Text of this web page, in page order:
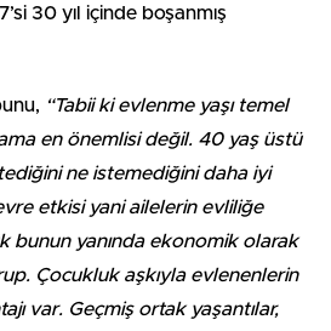
30 yıl içinde boşanmış
“Tabii ki evlenme yaşı temel
en önemlisi değil. 40 yaş üstü
ne istemediğini daha iyi
etkisi yani ailelerin evliliğe
bunun yanında ekonomik olarak
Çocukluk aşkıyla evlenenlerin
var. Geçmiş ortak yaşantılar,